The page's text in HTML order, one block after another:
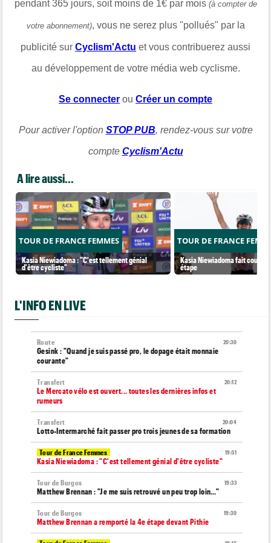
pendant 365 jours, soit moins de 1€ par mois (à compter de
votre abonnement), vous ne serez plus "pollués" par la
publicité sur Cyclism'Actu et vous contribuerez aussi
au développement de votre média web cyclisme.
Se connecter ou Créer un compte
Pour activer l'option STOP PUB, rendez-vous sur votre
compte Cyclism'Actu
A lire aussi...
TOUR DE FRANCE FEMMES
Kasia Niewiadoma : "C'est tellement génial
d'être cycliste"
TOUR DE FRANCE
Kasia Niewiadoma fait coup
étape
L'INFO EN LIVE
20:30
Route
Gesink : "Quand je suis passé pro, le dopage était monnaie
courante"
20:12
Transfert
Le Mercato vélo est ouvert... toutes les dernières infos et
rumeurs
20:04
Transfert
Lotto-Intermarché fait passer pro trois jeunes de sa formation
19:51
Tour de France Femmes
Kasia Niewiadoma : "C'est tellement génial d'être cycliste"
19:33
Tour de Burgos
Matthew Brennan : "Je me suis retrouvé un peu trop loin…"
19:30
Tour de Burgos
Matthew Brennan a remporté la 4e étape devant Pithie